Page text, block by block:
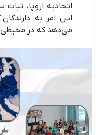
اتحادیه اروپا،
این امر به دارندگان
می‌دهد که در محیطی